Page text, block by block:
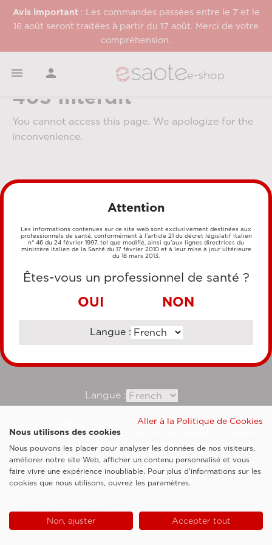
Avis important: Les commandes passées entre le 7 et le
16 août seront traitées à partir du 17 août. Merci de votre
compréhension.
  e-shop
403 Interdit
You cannot access this page. We apologize for the
inconvenience.
MÉTHODES DE PAIEMENT
VIREMENT BANCAIRE
Langue :
Esaote SpA ©2026 - Vat Code IT05131180969
Société soumise à la gestion et à la coordination de Shanghai Luzi Enterprise
Management Consultancy Center (Limited Partnership)
Clauses légales
Cookie Policy
Attention
Les informations contenues sur ce site web sont exclusivement destinées aux
professionnels de santé, conformément à l’article 21 du décret législatif italien
n° 46 du 24 février 1997, tel que modifié, ainsi qu’aux lignes directrices du
ministère italien de la Santé du 17 février 2010 et à leur mise à jour ultérieure
du 18 mars 2013.
Êtes-vous un professionnel de santé ?
OUI NON
Langue :
Aller à la Politique de Cookies
Nous utilisons des cookies
Nous pouvons les placer pour analyser les données de nos visiteurs,
améliorer notre site Web, afficher un contenu personnalisé et vous
faire vivre une expérience inoubliable. Pour plus d'informations sur les
cookies que nous utilisons, ouvrez les paramètres.
Non, ajuster Accepter tout